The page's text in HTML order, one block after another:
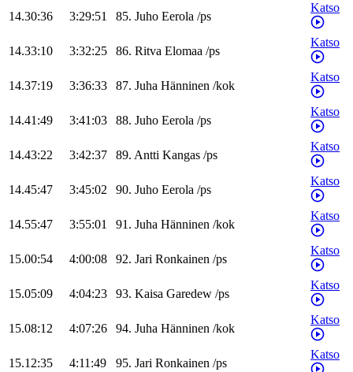
14.30:36 3:29:51 85. Juho Eerola /ps
Katso
14.33:10 3:32:25 86. Ritva Elomaa /ps
Katso
14.37:19 3:36:33 87. Juha Hänninen /kok
Katso
14.41:49 3:41:03 88. Juho Eerola /ps
Katso
14.43:22 3:42:37 89. Antti Kangas /ps
Katso
14.45:47 3:45:02 90. Juho Eerola /ps
Katso
14.55:47 3:55:01 91. Juha Hänninen /kok
Katso
15.00:54 4:00:08 92. Jari Ronkainen /ps
Katso
15.05:09 4:04:23 93. Kaisa Garedew /ps
Katso
15.08:12 4:07:26 94. Juha Hänninen /kok
Katso
15.12:35 4:11:49 95. Jari Ronkainen /ps
Katso